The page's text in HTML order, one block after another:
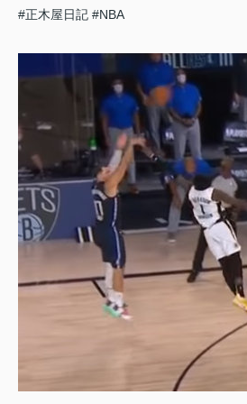
#正木屋日記 #NBA